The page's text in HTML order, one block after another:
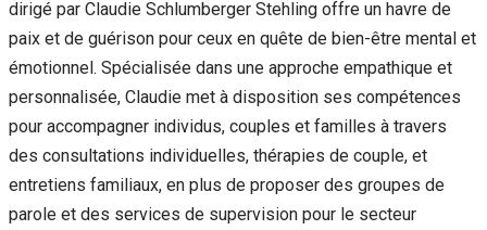
dirigé par Claudie Schlumberger Stehling offre un havre de
paix et de guérison pour ceux en quête de bien-être mental et
émotionnel. Spécialisée dans une approche empathique et
personnalisée, Claudie met à disposition ses compétences
pour accompagner individus, couples et familles à travers
des consultations individuelles, thérapies de couple, et
entretiens familiaux, en plus de proposer des groupes de
parole et des services de supervision pour le secteur